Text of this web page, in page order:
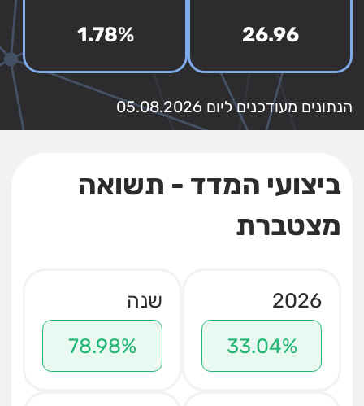
26.96
1.78%
הנתונים מעודכנים ליום 05.08.2026
ביצועי המדד - תשואה
מצטברת
2026
33.04%
שנה
78.98%